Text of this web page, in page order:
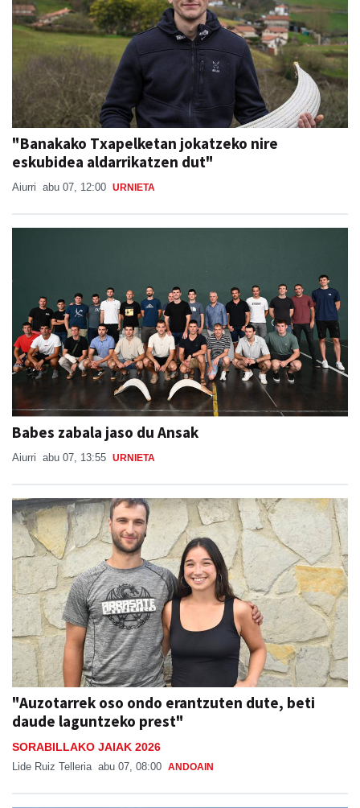
"Banakako Txapelketan jokatzeko nire
eskubidea aldarrikatzen dut"
Aiurri abu 07, 12:00 URNIETA
Babes zabala jaso du Ansak
Aiurri abu 07, 13:55 URNIETA
"Auzotarrek oso ondo erantzuten dute, beti
daude laguntzeko prest"
SORABILLAKO JAIAK 2026
Lide Ruiz Telleria abu 07, 08:00 ANDOAIN